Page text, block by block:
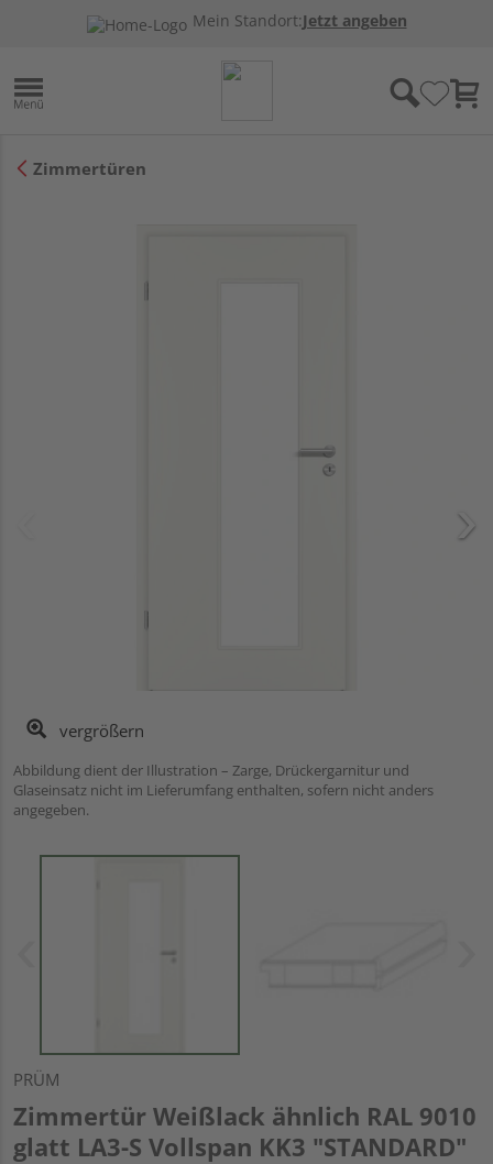
Mein Standort:Jetzt angeben
Zimmertüren
vergrößern
Abbildung dient der Illustration – Zarge, Drückergarnitur und
Glaseinsatz nicht im Lieferumfang enthalten, sofern nicht anders
angegeben.
PRÜM
Zimmertür Weißlack ähnlich RAL 9010
glatt LA3-S Vollspan KK3 "STANDARD"